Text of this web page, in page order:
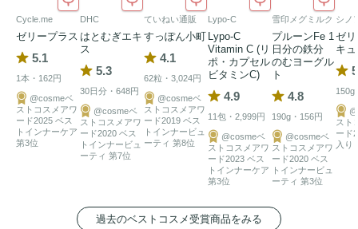
Cycle.me
ゼリープラス
5.1
1本・162円
@cosmeベ
ストコスメアワ
ード2025 ベス
トインナーケア
第3位
DHC
はとむぎエキ
ス
5.3
30日分・648円
@cosmeベ
ストコスメアワ
ード2020 ベス
トインナービュ
ーティ 第7位
ていねい通販
すっぽん小町
4.1
62粒・3,024円
@cosmeベ
ストコスメアワ
ード2019 ベス
トインナービュ
ーティ 第8位
Lypo-C
Lypo-C
Vitamin C (リ
ポ・カプセル
ビタミンC)
4.9
11包・2,999円
@cosmeベ
ストコスメアワ
ード2023 ベス
トインナーケア
第3位
雪印メグミルク
プルーンFe 1
日分の鉄分
のむヨーグル
ト
4.8
190g・156円
@cosmeベ
ストコスメアワ
ード2020 ベス
トインナービュ
ーティ 第3位
シノ
ゼ
キ
150g
スト
ード
入り
過去のベストコスメ受賞商品をみる